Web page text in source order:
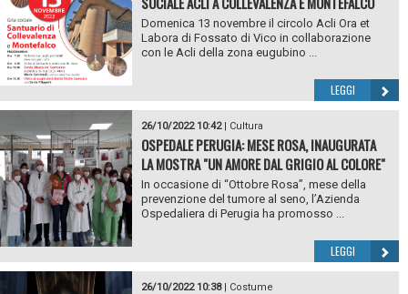
Domenica 13 novembre il circolo Acli Ora et
Labora di Fossato di Vico in collaborazione
con le Acli della zona eugubino ...
LEGGI
26/10/2022 10:42| Cultura
OSPEDALE PERUGIA: MESE ROSA, INAUGURATA
LA MOSTRA "UN AMORE DAL GRIGIO AL COLORE"
In occasione di “Ottobre Rosa”, mese della
prevenzione del tumore al seno, l’Azienda
Ospedaliera di Perugia ha promosso ...
LEGGI
26/10/2022 10:38| Costume